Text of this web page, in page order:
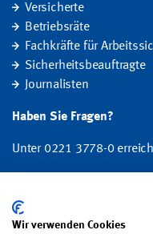
Versicherte
Betriebsräte
Fachkräfte für
Sicherheitsbeauftragte
Journalisten
Haben Sie Fragen?
Unter 0221 3778-0
Entschädigung, Prävention
Wir verwenden Cookies